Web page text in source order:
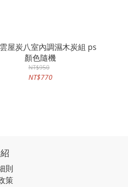
屋炭八室內調濕木炭組 ps
顏色隨機
NT$950
NT$770
則
策